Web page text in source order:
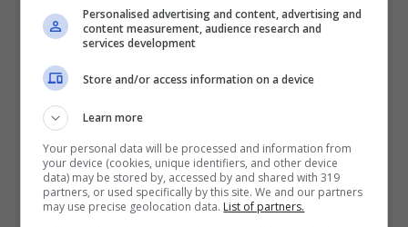
Personalised advertising and content, advertising and
content measurement, audience research and
services development
Store and/or access information on a device
Learn more
Your personal data will be processed and information from
your device (cookies, unique identifiers, and other device
data) may be stored by, accessed by and shared with 319
partners, or used specifically by this site. We and our partners
may use precise geolocation data. List of partners.